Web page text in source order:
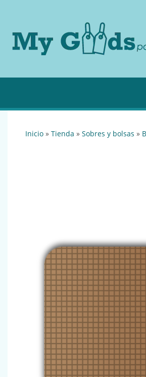
inicio » tienda » sobres y bolsas »